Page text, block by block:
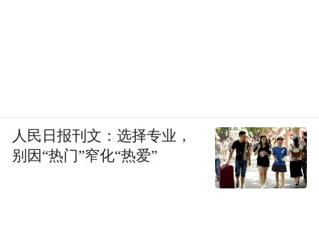
人民日报刊文：选择专业，
别因“热门”窄化“热爱”